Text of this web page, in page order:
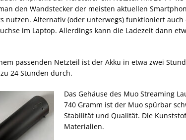
den Wandstecker der meisten aktuellen
nutzen. Alternativ (oder unterwegs) funktioniert auch
im Laptop. Allerdings kann die Ladezeit dann
passenden Netzteil ist der Akku in etwa zwei
24 Stunden durch.
Das Gehäuse des Muo Streaming
740 Gramm ist der Muo spürbar
Stabilität und Qualität. Die
Materialien.